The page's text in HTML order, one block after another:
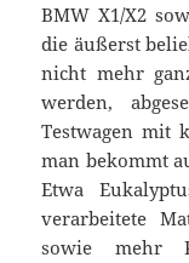
BMW X1/X2
die äußerst
nicht mehr
werden,
Testwagen mit
man bekommt
Etwa
verarbeitete
sowie mehr